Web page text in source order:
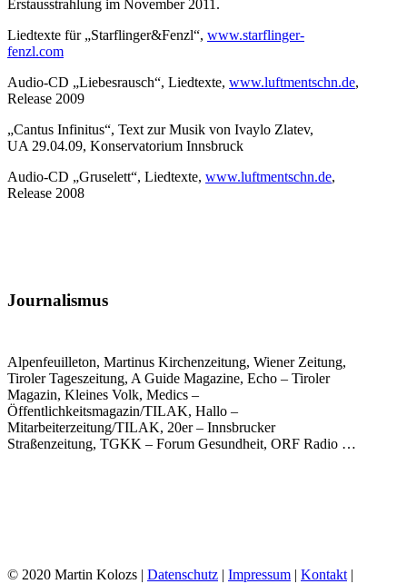
Erstausstrahlung im November 2011.
Liedtexte für „Starflinger&Fenzl“, www.starflinger-
fenzl.com
Audio-CD „Liebesrausch“, Liedtexte, www.luftmentschn.de,
Release 2009
„Cantus Infinitus“, Text zur Musik von Ivaylo Zlatev,
UA 29.04.09, Konservatorium Innsbruck
Audio-CD „Gruselett“, Liedtexte, www.luftmentschn.de,
Release 2008
Journalismus
Alpenfeuilleton, Martinus Kirchenzeitung, Wiener Zeitung,
Tiroler Tageszeitung, A Guide Magazine, Echo – Tiroler
Magazin, Kleines Volk, Medics –
Öffentlichkeitsmagazin/TILAK, Hallo –
Mitarbeiterzeitung/TILAK, 20er – Innsbrucker
Straßenzeitung, TGKK – Forum Gesundheit, ORF Radio …
© 2020 Martin Kolozs | Datenschutz | Impressum | Kontakt |